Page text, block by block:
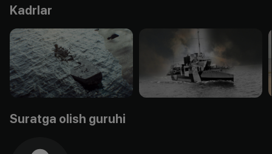
Kadrlar
Suratga olish guruhi